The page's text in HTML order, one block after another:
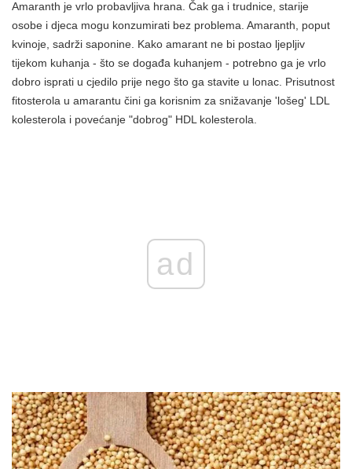
Amaranth je vrlo probavljiva hrana. Čak ga i trudnice, starije
osobe i djeca mogu konzumirati bez problema. Amaranth, poput
kvinoje, sadrži saponine. Kako amarant ne bi postao ljepljiv
tijekom kuhanja - što se događa kuhanjem - potrebno ga je vrlo
dobro isprati u cjedilo prije nego što ga stavite u lonac. Prisutnost
fitosterola u amarantu čini ga korisnim za snižavanje 'lošeg' LDL
kolesterola i povećanje "dobrog" HDL kolesterola.
ad